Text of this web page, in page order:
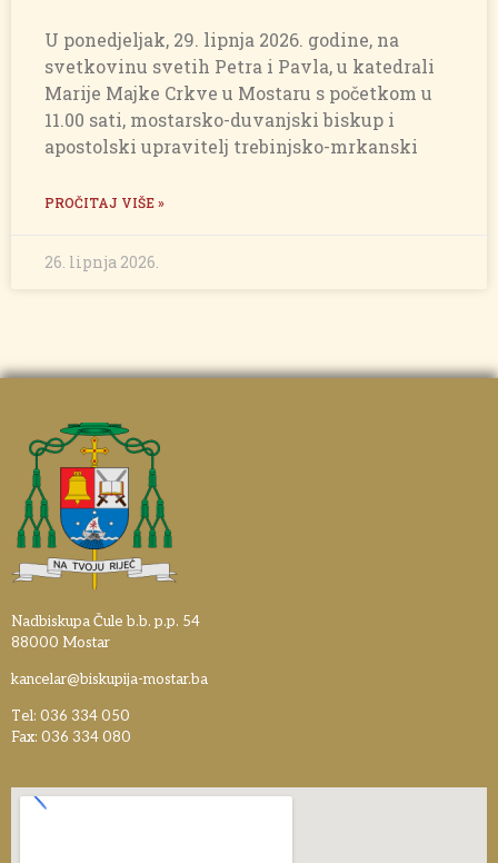
U ponedjeljak, 29. lipnja 2026. godine, na
svetkovinu svetih Petra i Pavla, u katedrali
Marije Majke Crkve u Mostaru s početkom u
11.00 sati, mostarsko-duvanjski biskup i
apostolski upravitelj trebinjsko-mrkanski
PROČITAJ VIŠE »
26. lipnja 2026.
Nadbiskupa Čule b.b. p.p. 54
88000 Mostar
kancelar@biskupija-mostar.ba
Tel: 036 334 050
Fax: 036 334 080